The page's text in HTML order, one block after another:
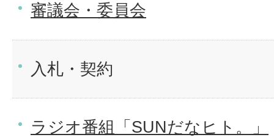
審議会・委員会
入札・契約
ラジオ番組「SUNだなヒト。」